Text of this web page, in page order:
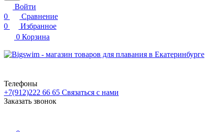
Войти
0
Сравнение
0
Избранное
0 Корзина
Телефоны
+7(912)222 66 65 Связаться с нами
Заказать звонок